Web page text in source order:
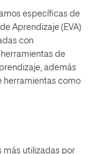
específicas de
Aprendizaje (EVA)
con
de
además
herramientas como
más utilizadas por